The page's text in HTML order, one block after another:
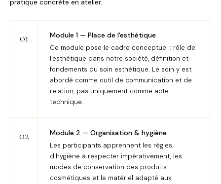
pratique concrète en atelier.
01 Module 1 — Place de l'esthétique
Ce module pose le cadre conceptuel : rôle de
l'esthétique dans notre société, définition et
fondements du soin esthétique. Le soin y est
abordé comme outil de communication et de
relation, pas uniquement comme acte
technique.
02 Module 2 — Organisation & hygiène
Les participants apprennent les règles
d'hygiène à respecter impérativement, les
modes de conservation des produits
cosmétiques et le matériel adapté aux